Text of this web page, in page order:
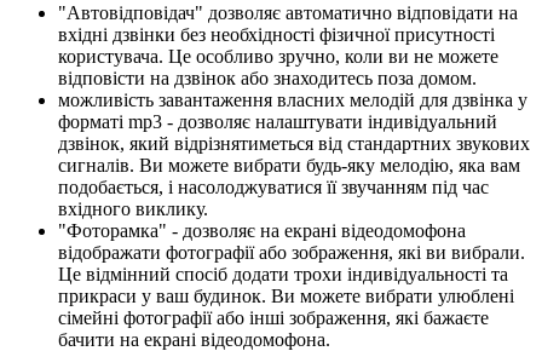
"Автовідповідач" дозволяє автоматично відповідати на
вхідні дзвінки без необхідності фізичної присутності
користувача. Це особливо зручно, коли ви не можете
відповісти на дзвінок або знаходитесь поза домом.
можливість завантаження власних мелодій для дзвінка у
форматі mp3 - дозволяє налаштувати індивідуальний
дзвінок, який відрізнятиметься від стандартних звукових
сигналів. Ви можете вибрати будь-яку мелодію, яка вам
подобається, і насолоджуватися її звучанням під час
вхідного виклику.
"Фоторамка" - дозволяє на екрані відеодомофона
відображати фотографії або зображення, які ви вибрали.
Це відмінний спосіб додати трохи індивідуальності та
прикраси у ваш будинок. Ви можете вибрати улюблені
сімейні фотографії або інші зображення, які бажаєте
бачити на екрані відеодомофона.